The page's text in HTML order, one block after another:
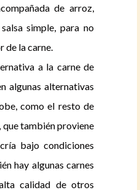
de arroz,
simple, para no
de la carne.
a la carne de
algunas alternativas
como el resto de
que también proviene
bajo condiciones
hay algunas carnes
calidad de otros